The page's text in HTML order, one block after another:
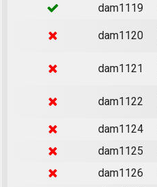
dam1119
dam1120
dam1121
dam1122
dam1124
dam1125
dam1126